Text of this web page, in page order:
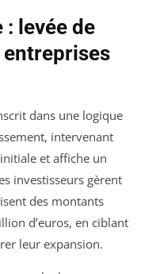
levée de
dans une logique
intervenant
et affiche un
investisseurs gèrent
des montants
d’euros, en ciblant
leur expansion.